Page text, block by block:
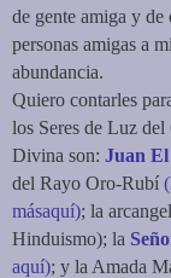
de gente amiga y de
personas amigas a
abundancia.
Quiero contarles
los Seres de Luz
Divina son: Juan
del Rayo Oro-Rubí
másaquí); la
Hinduismo); la
aquí); y la Amada